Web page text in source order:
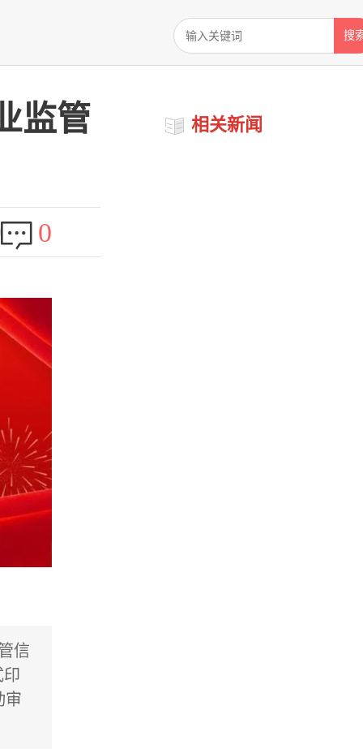
搜
监管
0
信
印
审
相关新闻